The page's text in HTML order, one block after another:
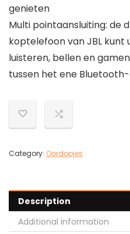
genieten
Multi pointaansluiting: de
koptelefoon van JBL kunt
luisteren, bellen en
tussen het ene
Category: Oordopjes
Description
Additional information